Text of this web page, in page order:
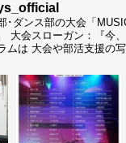
･ダンス部の大会「
大会スローガン：『今
ムは 大会や部活支援の